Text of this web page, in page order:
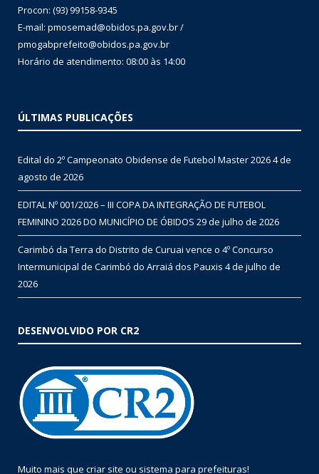
Procon: (93) 99158-9345
E-mail: pmosemad@obidos.pa.gov.br /
pmogabprefeito@obidos.pa.gov.br
Horário de atendimento: 08:00 às 14:00
ÚLTIMAS PUBLICAÇÕES
Edital do 2º Campeonato Obidense de Futebol Master 20264 de
agosto de 2026
EDITAL Nº 001/2026 – III COPA DA INTEGRAÇÃO DE FUTEBOL
FEMININO 2026 DO MUNICÍPIO DE ÓBIDOS 29 de julho de 2026
Carimbó da Terra do Distrito de Curuai vence o 4º Concurso
Intermunicipal de Carimbó do Arraiá dos Pauxis 4 de julho de
2026
DESENVOLVIDO POR CR2
Muito mais que criar site ou sistema para prefeituras!